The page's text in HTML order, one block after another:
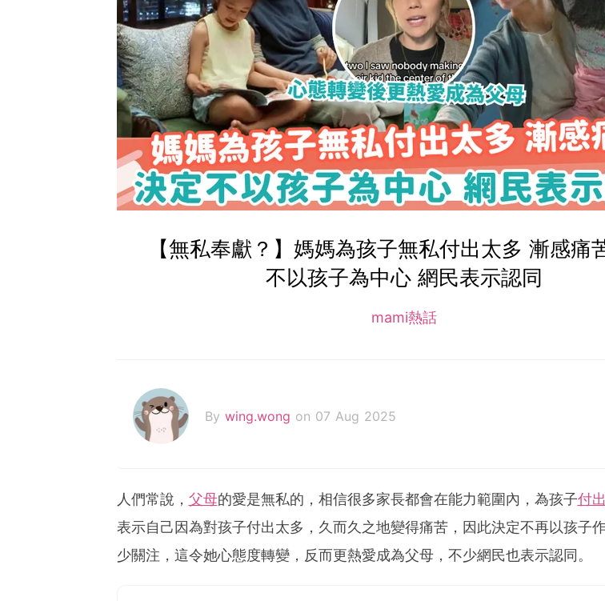
【無私奉獻？】媽媽為孩子無私付出太多 漸感痛
不以孩子為中心 網民表示認同
mami熱話
By wing.wong on 07 Aug 2025
人們常說， 父母的愛是無私的，相信很多家長都會在能力範圍內，為孩子付出
表示自己因為對孩子付出太多，久而久之地變得痛苦，因此決定不再以孩子
少關注，這令她心態度轉變，反而更熱愛成為父母，不少網民也表示認同。